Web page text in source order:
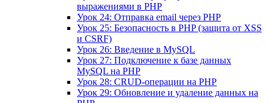
выражениями в PHP
Урок 24: Отправка email через PHP
Урок 25: Безопасность в PHP (защита от XSS
и CSRF)
Урок 26: Введение в MySQL
Урок 27: Подключение к базе данных
MySQL на PHP
Урок 28: CRUD-операции на PHP
Урок 29: Обновление и удаление данных на